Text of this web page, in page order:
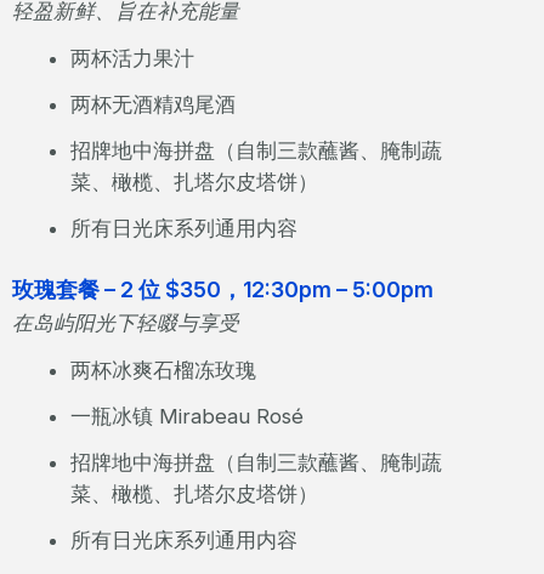
轻盈新鲜、旨在补充能量
两杯活力果汁
两杯无酒精鸡尾酒
招牌地中海拼盘（自制三款蘸酱、腌制蔬
菜、橄榄、扎塔尔皮塔饼）
所有日光床系列通用内容
玫瑰套餐 – 2 位 $350，12:30pm – 5:00pm
在岛屿阳光下轻啜与享受
两杯冰爽石榴冻玫瑰
一瓶冰镇 Mirabeau Rosé
招牌地中海拼盘（自制三款蘸酱、腌制蔬
菜、橄榄、扎塔尔皮塔饼）
所有日光床系列通用内容